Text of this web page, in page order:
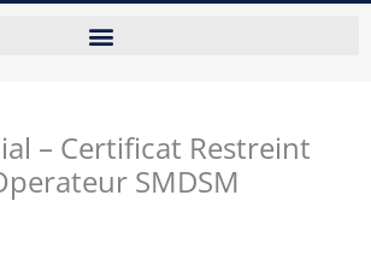
– Certificat Restreint
SMDSM